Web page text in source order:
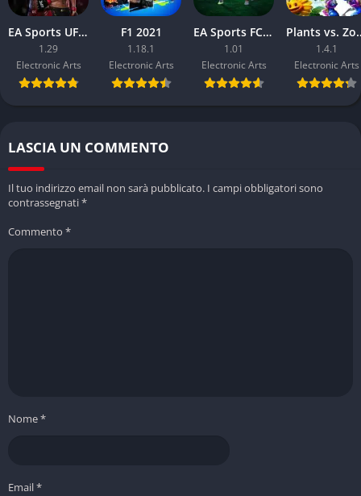
Sports FC 25, ma gli utenti di Ultimate Team possono ricevere
bonus di benvenuto basati sulla loro esperienza precedente.
EA Sports UFC 5
1.29
Electronic Arts
F1 2021
1.18.1
Electronic Arts
EA Sports FC 26
1.01
Electronic Arts
Plants vs.
1.4.1
Electronic Arts
LASCIA UN COMMENTO
Il tuo indirizzo email non sarà pubblicato. I campi obbligatori sono
contrassegnati*
Commento *
Nome*
Email*